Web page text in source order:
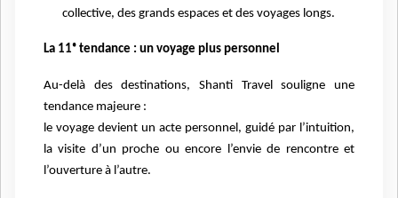
collective, des grands espaces et des voyages longs.
La 11ᵉ tendance : un voyage plus personnel
Au-delà des destinations, Shanti Travel souligne une
tendance majeure :
le voyage devient un acte personnel, guidé par l’intuition,
la visite d’un proche ou encore l’envie de rencontre et
l’ouverture à l’autre.